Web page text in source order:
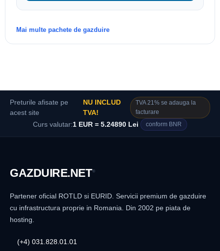
Mai multe pachete de gazduire
Preturile afisate pe
acest site
NU INCLUD
TVA!
TVA 21% se adauga la
facturare
Curs valutar:1 EUR = 5.24890 Lei conform BNR
GAZDUIRE.NET®
Partener oficial ROTLD si EURID. Servicii premium de gazduire
cu infrastructura proprie in Romania. Din 2002 pe piata de
hosting.
(+4) 031.828.01.01